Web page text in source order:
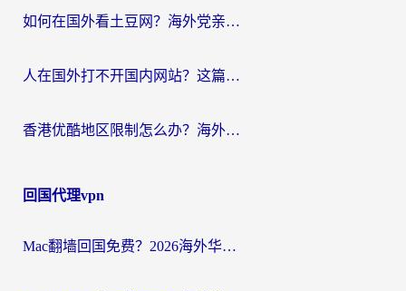
如何在国外看土豆网？海外党亲测有效的追剧加速器选择指南
人在国外打不开国内网站？这篇攻略帮你无缝解锁国内资源（附交管12123使用技巧）
香港优酷地区限制怎么办？海外党亲测有效的追剧解决方案
回国代理vpn
Mac翻墙回国免费？2026海外华人亲测：从CCTV5直播到国内APP，这样选加速器才靠谱